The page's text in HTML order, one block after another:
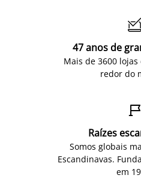

47 anos de
Mais de 3600
redor do

Raízes
Somos globais
Escandinavas.
em